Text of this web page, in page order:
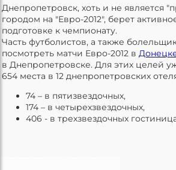
Днепропетровск, хоть и не является
городом на "Евро-2012", берет
подготовке к чемпионату.
Часть футболистов, а также
посмотреть матчи Евро-2012 в
в Днепропетровске. Для этих целей
654 места в 12 днепропетровских
74 – в пятизвездочных,
174 – в четырехзвездочных,
406 - в трехзвездочных